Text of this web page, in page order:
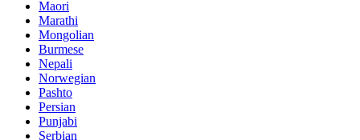
Maori
Marathi
Mongolian
Burmese
Nepali
Norwegian
Pashto
Persian
Punjabi
Serbian